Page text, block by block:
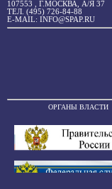
107553 , Г.МОСКВА, А/Я 37
ТЕЛ. (495) 726-84-88
E-MAIL: INFO@SPAP.RU
ОРГАНЫ ВЛАСТИ